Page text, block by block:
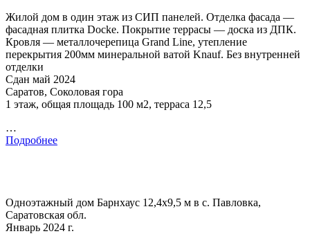
Жилой дом в один этаж из СИП панелей. Отделка фасада —
фасадная плитка Docke. Покрытие террасы — доска из ДПК.
Кровля — металлочерепица Grand Line, утепление
перекрытия 200мм минеральной ватой Knauf. Без внутренней
отделки
Сдан май 2024
Саратов, Соколовая гора
1 этаж, общая площадь 100 м2, терраса 12,5
…
Подробнее
Одноэтажный дом Барнхаус 12,4х9,5 м в с. Павловка,
Саратовская обл.
Январь 2024 г.